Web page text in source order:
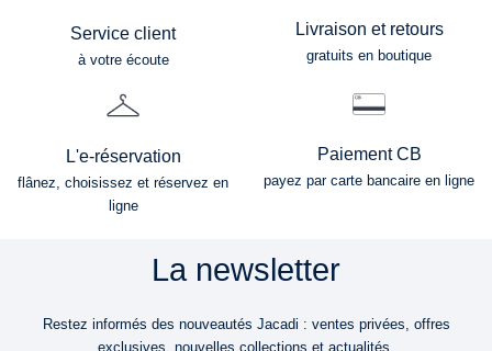
Service client
à votre écoute
Livraison et retours
gratuits en boutique
L'e-réservation
flânez, choisissez et réservez en
ligne
Paiement CB
payez par carte bancaire en ligne
La newsletter
Restez informés des nouveautés Jacadi : ventes privées, offres
exclusives, nouvelles collections et actualités.